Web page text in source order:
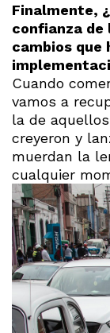
Finalmente,
confianza de
cambios que
Cuando
vamos a
la de
creyeron y
muerdan la
cualquier